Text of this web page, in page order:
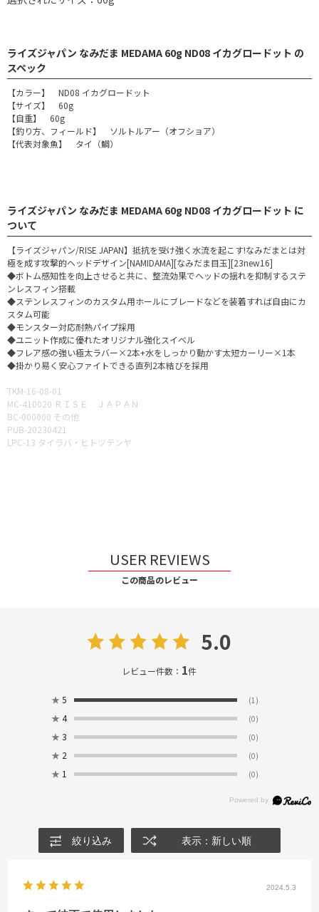
ライズジャパン なみだま MEDAMA 60g ND08 イカグロードット の
スペック
【カラー】 ND08 イカグロードット
【サイズ】 60g
【自重】 60g
【釣り方、フィールド】 ソルトルアー（オフショア）
【代表対象魚】 タイ（鯛）
ライズジャパン なみだま MEDAMA 60g ND08 イカグロードット に
ついて
【ライズジャパン/RISE JAPAN】抵抗を受け強く水流を起こす!なみだまとは対
極を成す攻撃的ヘッドデザイン[NAMIDAMA][なみだま目玉][23new16]
◆ボトム感知性を向上させると共に、整流効果でヘッドの揺れを抑制するステ
ンレスフィン搭載
◆ステンレスフィンのカスタム用ホールにブレードなどを装着すれば自由にカ
スタム可能
◆モンスター対応耐熱パイプ採用
◆ユニット作成に優れたオリジナル強化スイベル
◆フレア感の強い極太ラバー×2本+水をしっかり動かす太短カーリー×1本
◆掛かり易く安心ファイトできる直列2本結びを採用
TKM-16-08-01
MC-410020 ＲＩＳＥ ＪＡＰＡＮ
BC-000000 その他
PUB-20230421
LPC-13 タイラバ・ヒトツテンヤ
USER REVIEWS
この商品のレビュー
5.0
レビュー件数： 1件
★ 5 (1)
★ 4 (0)
★ 3 (0)
★ 2 (0)
★ 1 (0)
絞り込み 表示：新しい順
2024.5.3